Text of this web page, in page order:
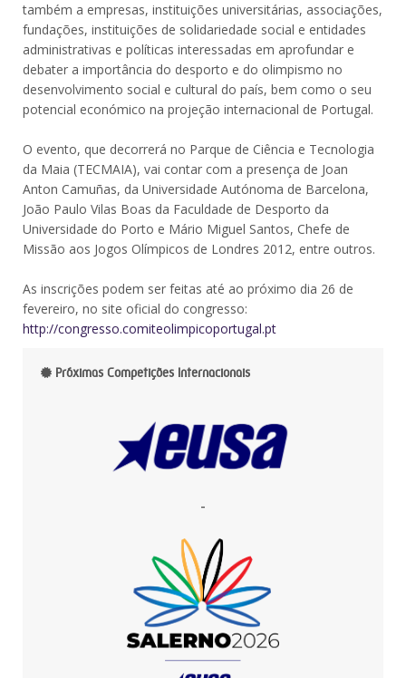
também a empresas, instituições universitárias, associações,
fundações, instituições de solidariedade social e entidades
administrativas e políticas interessadas em aprofundar e
debater a importância do desporto e do olimpismo no
desenvolvimento social e cultural do país, bem como o seu
potencial económico na projeção internacional de Portugal.
O evento, que decorrerá no Parque de Ciência e Tecnologia
da Maia (TECMAIA), vai contar com a presença de Joan
Anton Camuñas, da Universidade Autónoma de Barcelona,
João Paulo Vilas Boas da Faculdade de Desporto da
Universidade do Porto e Mário Miguel Santos, Chefe de
Missão aos Jogos Olímpicos de Londres 2012, entre outros.
As inscrições podem ser feitas até ao próximo dia 26 de
fevereiro, no site oficial do congresso:
http://congresso.comiteolimpicoportugal.pt
Próximas Competições Internacionais
-